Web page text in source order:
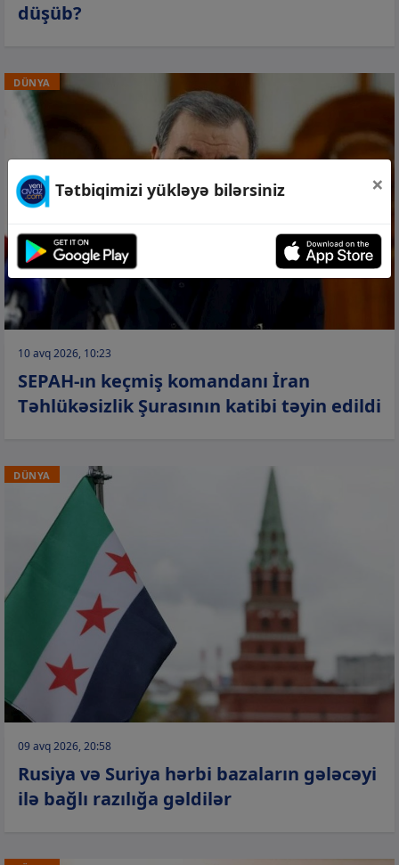
düşüb?
DÜNYA
10 avq 2026, 10:23
SEPAH-ın keçmiş komandanı İran
Təhlükəsizlik Şurasının katibi təyin edildi
DÜNYA
09 avq 2026, 20:58
Rusiya və Suriya hərbi bazaların gələcəyi
ilə bağlı razılığa gəldilər
Tətbiqimizi yükləyə bilərsiniz ×